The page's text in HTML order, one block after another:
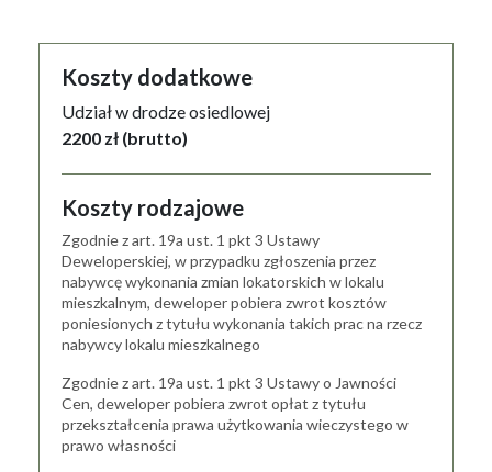
Koszty dodatkowe
Udział w drodze osiedlowej
2200 zł (brutto)
Koszty rodzajowe
Zgodnie z art. 19a ust. 1 pkt 3 Ustawy
Deweloperskiej, w przypadku zgłoszenia przez
nabywcę wykonania zmian lokatorskich w lokalu
mieszkalnym, deweloper pobiera zwrot kosztów
poniesionych z tytułu wykonania takich prac na rzecz
nabywcy lokalu mieszkalnego
Zgodnie z art. 19a ust. 1 pkt 3 Ustawy o Jawności
Cen, deweloper pobiera zwrot opłat z tytułu
przekształcenia prawa użytkowania wieczystego w
prawo własności